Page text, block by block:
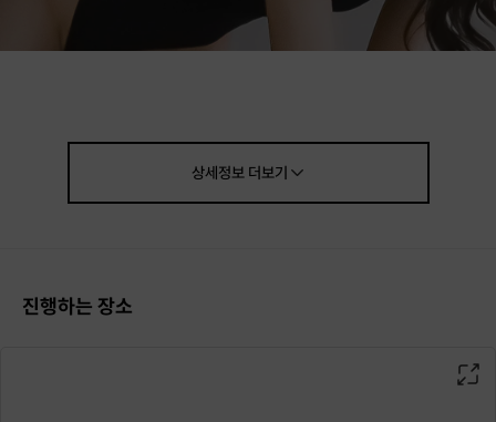
상세정보더보기
진행하는 장소